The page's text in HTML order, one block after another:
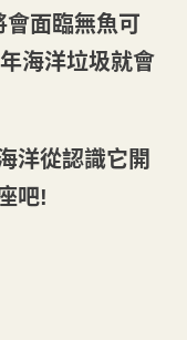
面臨無魚可
海洋垃圾就會
洋從認識它開
吧!